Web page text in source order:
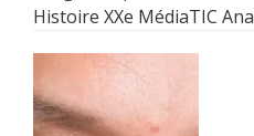
Histoire XXe MédiaTIC